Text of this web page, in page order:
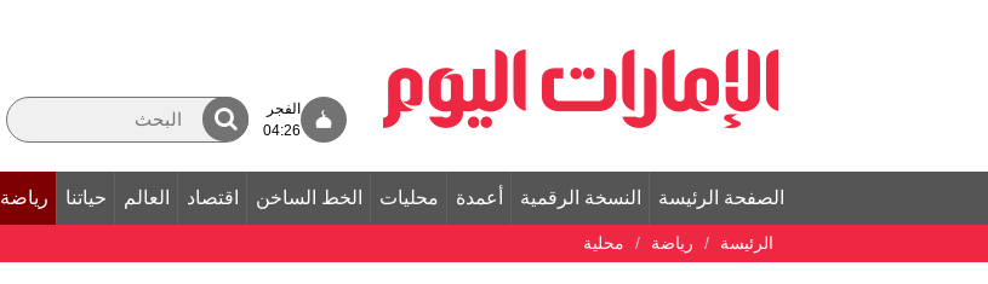
الفجر
04:26
الصفحة الرئيسة النسخة الرقمية أعمدة محليات الخط الساخن اقتصاد العالم حياتنا رياضة
الرئيسة رياضة محلية